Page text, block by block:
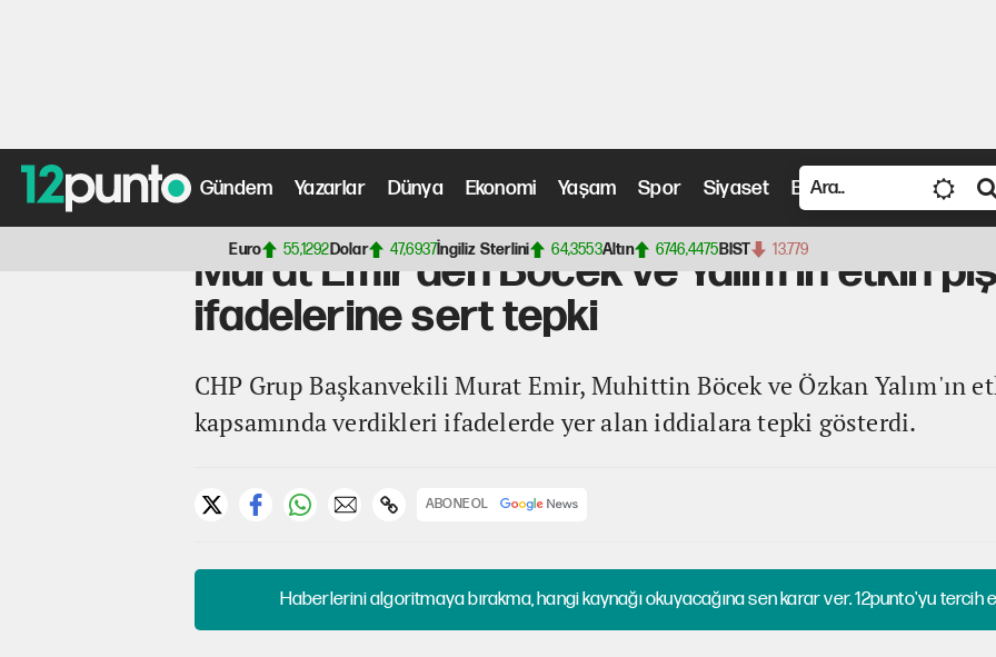
Gündem Yazarlar Dünya Ekonomi Yaşam Spor Siyaset Bilim ve Teknoloji
Euro 55,1292Dolar 47,6937İngiliz Sterlini 64,3553Altın 6746,4475BIST 13.779
Anasayfa>Gündem Haberleri> Murat Emir'den Böcek ve Yalım'ın etkin pişmanlık ifadelerine sert tepki
Murat Emir'den Böcek ve Yalım'ın etkin
ifadelerine sert tepki
CHP Grup Başkanvekili Murat Emir, Muhittin Böcek ve Özkan Yalım'ın
kapsamında verdikleri ifadelerde yer alan iddialara tepki gösterdi.
ABONE OL
Haberlerini algoritmaya bırakma, hangi kaynağı okuyacağına sen karar ver. 12punto'yu tercih